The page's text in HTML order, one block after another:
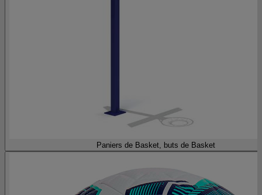
Paniers de Basket, buts de Basket